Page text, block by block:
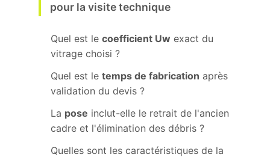
pour la visite technique
Quel est le coefficient Uw exact du
vitrage choisi ?
Quel est le temps de fabrication après
validation du devis ?
La pose inclut-elle le retrait de l'ancien
cadre et l'élimination des débris ?
Quelles sont les caractéristiques de la